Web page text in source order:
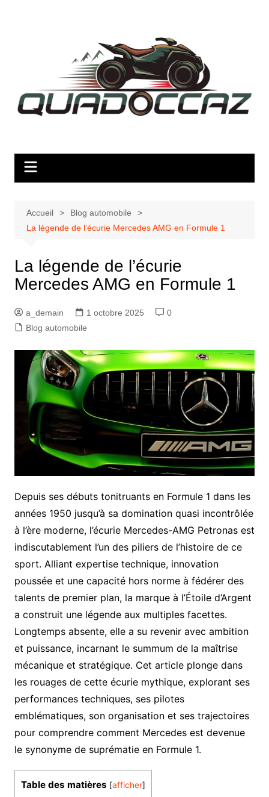
Accueil
Blog automobile
La légende de l’écurie Mercedes AMG en Formule 1
La légende de l’écurie
Mercedes AMG en Formule 1
a_demain 1 octobre 2025
0
Blog automobile
Depuis ses débuts tonitruants en Formule 1 dans les
années 1950 jusqu’à sa domination quasi incontrôlée
à l’ère moderne, l’écurie Mercedes-AMG Petronas est
indiscutablement l’un des piliers de l’histoire de ce
sport. Alliant expertise technique, innovation
poussée et une capacité hors norme à fédérer des
talents de premier plan, la marque à l’Étoile d’Argent
a construit une légende aux multiples facettes.
Longtemps absente, elle a su revenir avec ambition
et puissance, incarnant le summum de la maîtrise
mécanique et stratégique. Cet article plonge dans
les rouages de cette écurie mythique, explorant ses
performances techniques, ses pilotes
emblématiques, son organisation et ses trajectoires
pour comprendre comment Mercedes est devenue
le synonyme de suprématie en Formule 1.
Table des matières [afficher]